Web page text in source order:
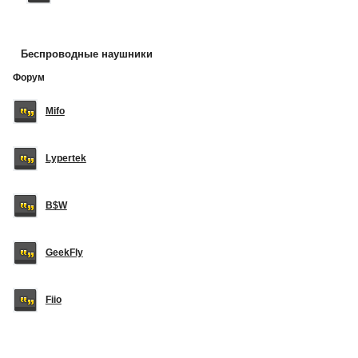
Беспроводные наушники
Форум
Mifo
Lypertek
B$W
GeekFly
Fiio